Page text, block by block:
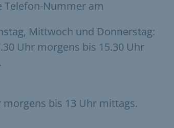
Telefon-Nummer am
Mittwoch und Donnerstag:
Uhr morgens bis 15.30 Uhr
morgens bis 13 Uhr mittags.